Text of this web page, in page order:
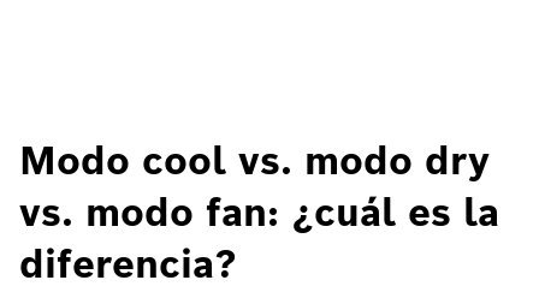
Modo cool vs. modo dry
vs. modo fan: ¿cuál es la
diferencia?